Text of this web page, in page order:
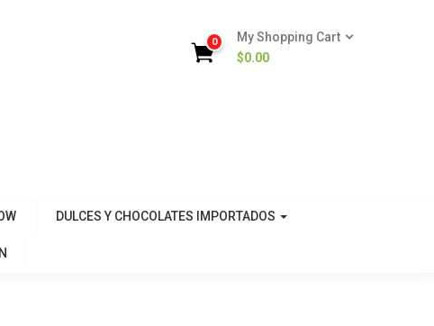
0
My Shopping Cart
$0.00
DULCES Y CHOCOLATES IMPORTADOS